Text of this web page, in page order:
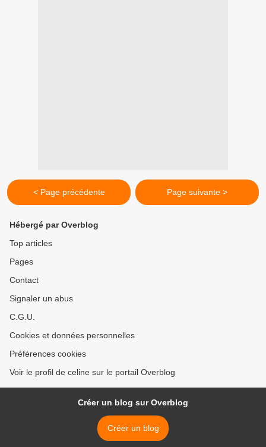
< Page précédente Page suivante >
Hébergé par Overblog
Top articles
Pages
Contact
Signaler un abus
C.G.U.
Cookies et données personnelles
Préférences cookies
Voir le profil de celine sur le portail Overblog
Créer un blog sur Overblog
Créer un blog